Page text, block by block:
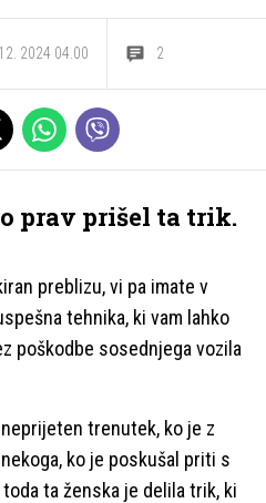
2024 04.00 2
prav prišel ta trik.
preblizu, vi pa imate v
tehnika, ki vam lahko
poškodbe sosednjega vozila
trenutek, ko je z
ko je poskušal priti s
ta ženska je delila trik, ki